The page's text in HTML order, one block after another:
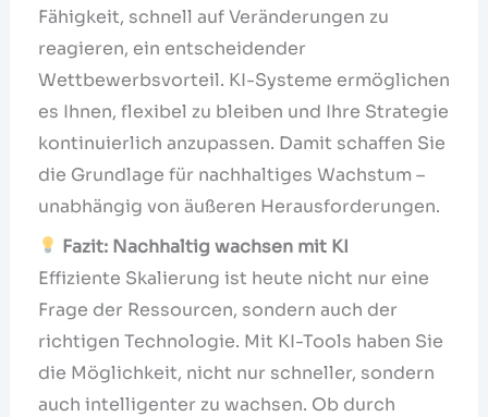
Fähigkeit, schnell auf Veränderungen zu
reagieren, ein entscheidender
Wettbewerbsvorteil. KI-Systeme ermöglichen
es Ihnen, flexibel zu bleiben und Ihre Strategie
kontinuierlich anzupassen. Damit schaffen Sie
die Grundlage für nachhaltiges Wachstum –
unabhängig von äußeren Herausforderungen.
Fazit: Nachhaltig wachsen mit KI
Effiziente Skalierung ist heute nicht nur eine
Frage der Ressourcen, sondern auch der
richtigen Technologie. Mit KI-Tools haben Sie
die Möglichkeit, nicht nur schneller, sondern
auch intelligenter zu wachsen. Ob durch